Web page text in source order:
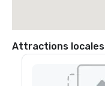
Attractions locales